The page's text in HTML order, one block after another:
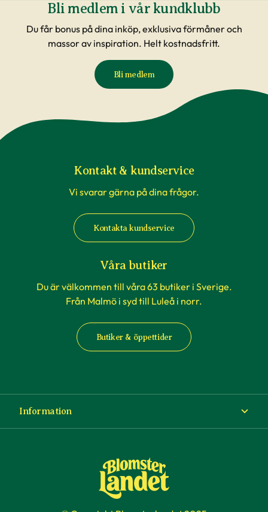
Bli medlem i vår kundklubb
Du får bonus på dina inköp, exklusiva förmåner och
massor av inspiration. Helt kostnadsfritt.
Bli medlem
Kontakt & kundservice
Vi svarar gärna på dina frågor.
Kontakta kundservice
Våra butiker
Du är välkommen till våra 63 butiker i Sverige.
Från Malmö i syd till Luleå i norr.
Butiker & öppettider
Information
Köp- och leveransvillkor